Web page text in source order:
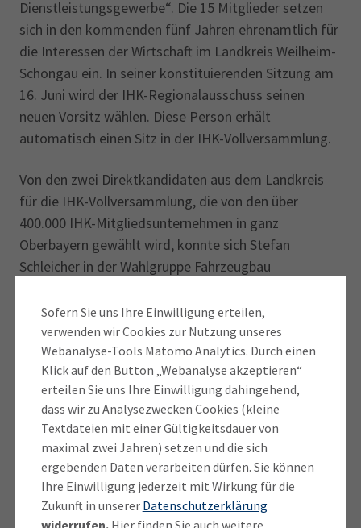
Sofern Sie uns Ihre Einwilligung erteilen,
verwenden wir Cookies zur Nutzung unseres
Webanalyse-Tools Matomo Analytics. Durch einen
Klick auf den Button „Webanalyse akzeptieren“
erteilen Sie uns Ihre Einwilligung dahingehend,
dass wir zu Analysezwecken Cookies (kleine
Textdateien mit einer Gültigkeitsdauer von
maximal zwei Jahren) setzen und die sich
ergebenden Daten verarbeiten dürfen. Sie können
Ihre Einwilligung jederzeit mit Wirkung für die
Zukunft in unserer Datenschutzerklärung
widerrufen.Hier finden Sie auch weitere
Dienstleistungsgewerbe“. Die 15 Mitglieder setzen
sich in den kommenden fünf Jahren ehrenamtlich für
die Interessen der Wirtschaft im Landkreis Weilheim-
Schongau ein. In seiner konstituierenden Sitzung am
16. Juni wird der IHK-Regionalausschuss seinen
neuen Vorsitz wählen. Diese Person erhält
automatisch einen Sitz in der IHK-Vollversammlung.
Von den zwei Direktkandidaten aus dem Landkreis
für die IHK-Vollversammlung, die von den über
400.000 IHK-Mitgliedsunternehmen in ganz
Oberbayern gewählt wird, konnte sich Stefan
Schleicher in der Wahlgruppe Fahrzeugbau
Juli ihr neues Präsidium.
Insgesamt kandidierten in Oberbayern rund 650
Vertreter aus der Wirtschaft für mehr als 400
ehrenamtliche Mandate, darunter 350 Sitze in den 20
IHK-Regionalausschüssen. Die IHK-Wahl findet alle
fünf Jahre statt.
Die IHK ist die gesetzliche Vertretung der
gewerblichen Wirtschaft. Die Aufgabe der IHK ist es,
das Gesamtinteresse der Gewerbetreibenden